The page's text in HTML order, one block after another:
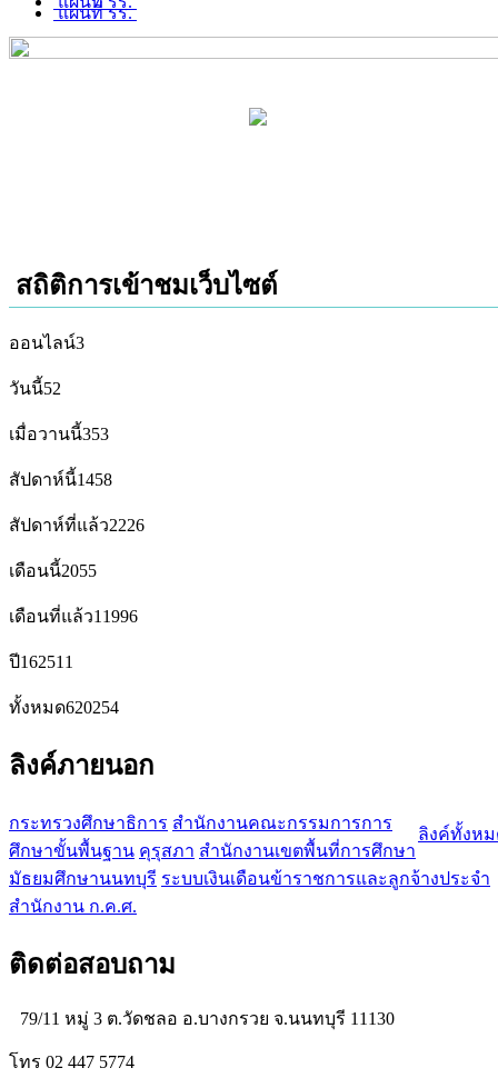
แผนที่ รร.
สถิติการเข้าชมเว็บไซต์
ออนไลน์3
วันนี้52
เมื่อวานนี้353
สัปดาห์นี้1458
สัปดาห์ที่แล้ว2226
เดือนนี้2055
เดือนที่แล้ว11996
ปี162511
ทั้งหมด620254
ลิงค์ภายนอก
ลิงค์ทั้งห
กระทรวงศึกษาธิการ สำนักงานคณะกรรมการการ
ศึกษาขั้นพื้นฐาน คุรุสภา สำนักงานเขตพื้นที่การศึกษา
มัธยมศึกษานนทบุรี ระบบเงินเดือนข้าราชการและลูกจ้างประจำ
สำนักงาน ก.ค.ศ.
ติดต่อสอบถาม
79/11 หมู่ 3 ต.วัดชลอ อ.บางกรวย จ.นนทบุรี 11130
โทร 02 447 5774